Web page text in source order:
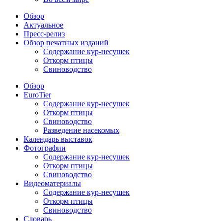
Обзор
Актуальное
Пресс-релиз
Обзор печатных изданий
Содержание кур-несушек
Откорм птицы
Свиноводство
Обзор
EuroTier
Содержание кур-несушек
Откорм птицы
Свиноводство
Разведение насекомых
Календарь выставок
Фотографии
Содержание кур-несушек
Откорм птицы
Свиноводство
Видеоматериалы
Содержание кур-несушек
Откорм птицы
Свиноводство
Словарь